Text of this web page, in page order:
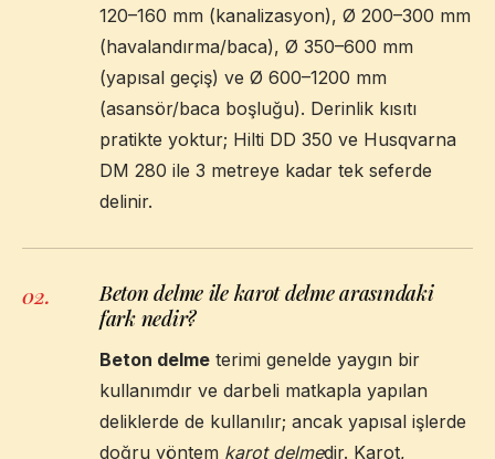
120–160 mm (kanalizasyon), Ø 200–300 mm
(havalandırma/baca), Ø 350–600 mm
(yapısal geçiş) ve Ø 600–1200 mm
(asansör/baca boşluğu). Derinlik kısıtı
pratikte yoktur; Hilti DD 350 ve Husqvarna
DM 280 ile 3 metreye kadar tek seferde
delinir.
02.
Beton delme ile karot delme arasındaki
fark nedir?
Beton delme terimi genelde yaygın bir
kullanımdır ve darbeli matkapla yapılan
deliklerde de kullanılır; ancak yapısal işlerde
doğru yöntem karot delmedir. Karot,